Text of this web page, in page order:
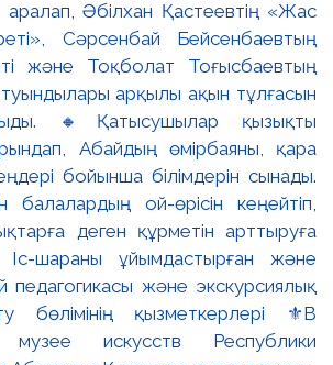
Әбілхан Қастеевтің «Жас
Сәрсенбай Бейсенбаевтың
және Тоқболат Тоғысбаевтың
арқылы ақын тұлғасын
🔸Қатысушылар қызықты
Абайдың өмірбаяны, қара
бойынша білімдерін сынады.
балалардың ой-өрісін кеңейтіп,
деген құрметін арттыруға
шараны ұйымдастырған және
педагогикасы және экскурсиялық
бөлімінің қызметкерлері ⚜️В
музее искусств Республики